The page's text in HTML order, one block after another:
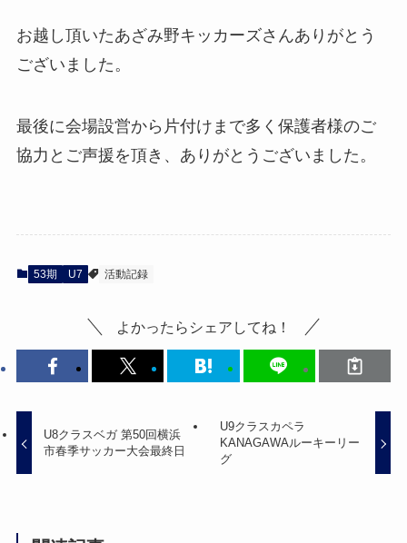
お越し頂いたあざみ野キッカーズさんありがとう
ございました。
最後に会場設営から片付けまで多く保護者様のご
協力とご声援を頂き、ありがとうございました。
53期 U7 活動記録
よかったらシェアしてね！
U8クラスベガ 第50回横浜
市春季サッカー大会最終日
U9クラスカペラ
KANAGAWAルーキーリー
グ